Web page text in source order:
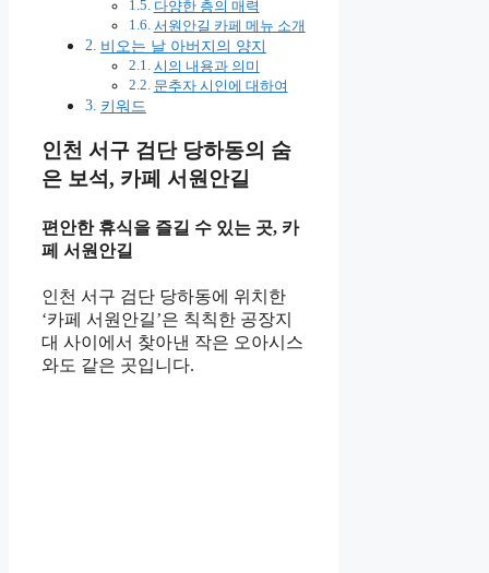
다양한 층의 매력
서원안길 카페 메뉴 소개
비오는 날 아버지의 양지
시의 내용과 의미
문추자 시인에 대하여
키워드
인천 서구 검단 당하동의 숨
은 보석, 카페 서원안길
편안한 휴식을 즐길 수 있는 곳, 카
페 서원안길
인천 서구 검단 당하동에 위치한
‘카페 서원안길’은 칙칙한 공장지
대 사이에서 찾아낸 작은 오아시스
와도 같은 곳입니다.